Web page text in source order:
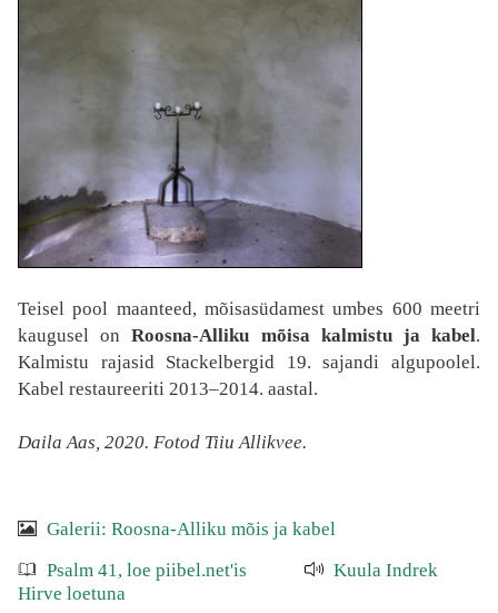
Teisel pool maanteed, mõisasüdamest umbes 600 meetri
kaugusel onRoosna-Alliku mõisa kalmistu ja kabel.
Kalmistu rajasid Stackelbergid 19. sajandi algupoolel.
Kabel restaureeriti 2013–2014. aastal.
Daila Aas, 2020. Fotod Tiiu Allikvee.
Galerii: Roosna-Alliku mõis ja kabel
Psalm 41, loe piibel.net'is
Kuula Indrek
Hirve loetuna